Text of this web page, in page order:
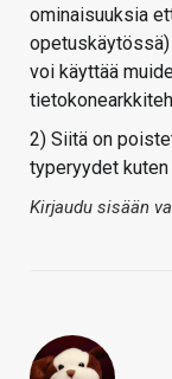
ominaisuuksia
voi käyttää
2) Siitä on
typeryydet
Kirjaudu sisään